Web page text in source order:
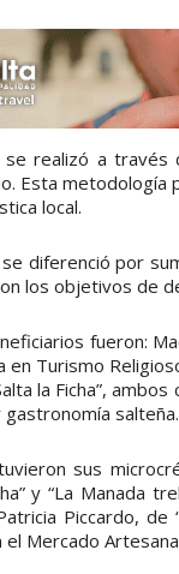
se realizó a
Esta metodología
local.
diferenció por
los objetivos de
fueron:
en Turismo
la Ficha”,
salteña.
sus
y “La Manada
Piccardo, de
Mercado